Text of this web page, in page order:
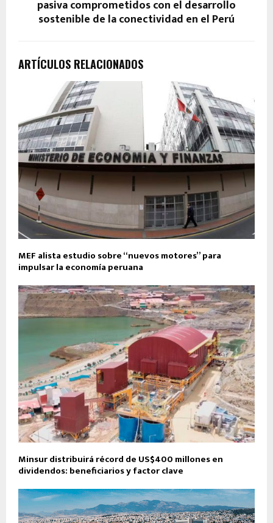
pasiva comprometidos con el desarrollo
sostenible de la conectividad en el Perú
ARTÍCULOS RELACIONADOS
MEF alista estudio sobre “nuevos motores” para
impulsar la economía peruana
Minsur distribuirá récord de US$400 millones en
dividendos: beneficiarios y factor clave